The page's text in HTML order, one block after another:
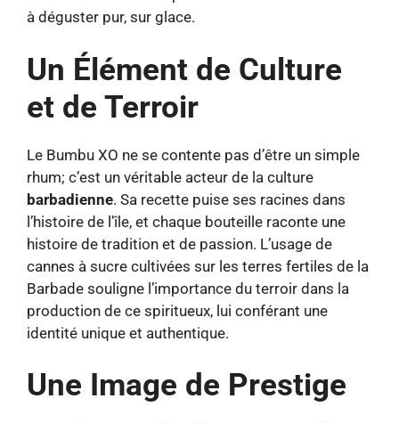
à déguster pur, sur glace.
Un Élément de Culture
et de Terroir
Le Bumbu XO ne se contente pas d’être un simple
rhum; c’est un véritable acteur de la culture
barbadienne. Sa recette puise ses racines dans
l’histoire de l’île, et chaque bouteille raconte une
histoire de tradition et de passion. L’usage de
cannes à sucre cultivées sur les terres fertiles de la
Barbade souligne l’importance du terroir dans la
production de ce spiritueux, lui conférant une
identité unique et authentique.
Une Image de Prestige